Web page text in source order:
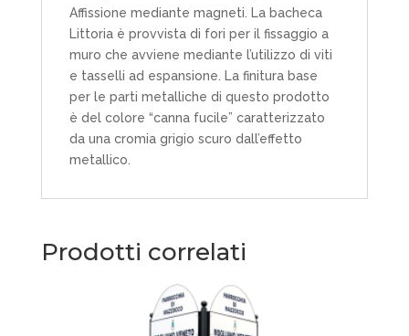
Affissione mediante magneti. La bacheca
Littoria è provvista di fori per il fissaggio a
muro che avviene mediante l’utilizzo di viti
e tasselli ad espansione. La finitura base
per le parti metalliche di questo prodotto
è del colore “canna fucile” caratterizzato
da una cromia grigio scuro dall’effetto
metallico.
Prodotti correlati